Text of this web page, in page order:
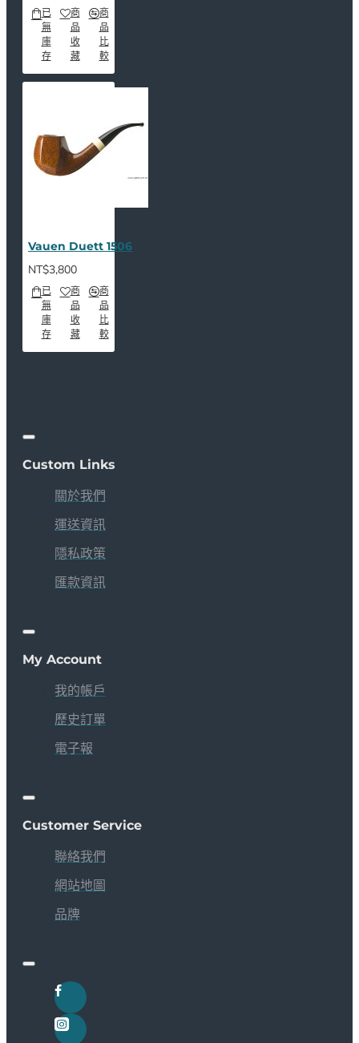
已
無
庫
存
商
品
收
藏
商
品
比
較
Vauen Duett 1506
NT$3,800
已
無
庫
存
商
品
收
藏
商
品
比
較
Custom Links
關於我們
運送資訊
隱私政策
匯款資訊
My Account
我的帳戶
歷史訂單
電子報
Customer Service
聯絡我們
網站地圖
品牌